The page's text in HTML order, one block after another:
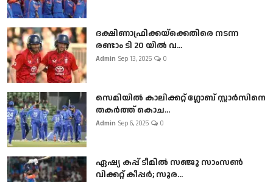
ദക്ഷിണാഫ്രിക്കയ്‌ക്കെതിരെ നടന്ന
രണ്ടാം ടി 20 യിൽ വ...
Admin Sep 13, 2025 0
സെമിയിൽ കാലിക്കറ്റ് ഗ്ലോബ് സ്റ്റാർസിനെ
തകർത്ത് കൊച...
Admin Sep 6, 2025 0
ഏഷ്യ കപ്പ് ടീമിൽ സഞ്ജു സാംസൺ
വിക്കറ്റ് കീപ്പർ; സൂര...